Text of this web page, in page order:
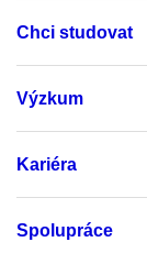
Chci studovat
Výzkum
Kariéra
Spolupráce